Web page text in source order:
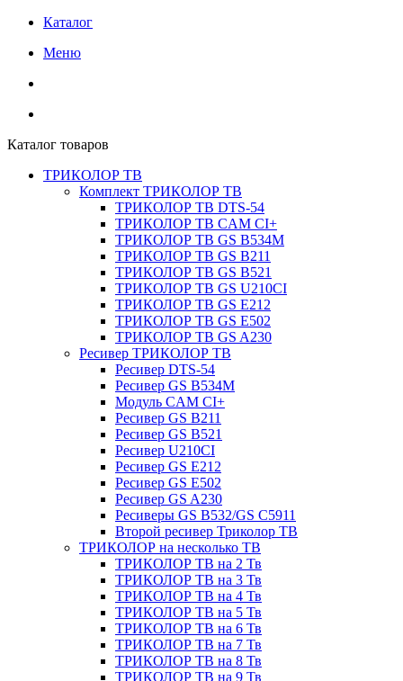
Каталог
Меню
Каталог товаров
ТРИКОЛОР ТВ
Комплект ТРИКОЛОР ТВ
ТРИКОЛОР ТВ DTS-54
ТРИКОЛОР ТВ CAM CI+
ТРИКОЛОР ТВ GS B534M
ТРИКОЛОР ТВ GS B211
ТРИКОЛОР ТВ GS B521
ТРИКОЛОР ТВ GS U210CI
ТРИКОЛОР ТВ GS E212
ТРИКОЛОР ТВ GS E502
ТРИКОЛОР ТВ GS A230
Ресивер ТРИКОЛОР ТВ
Ресивер DTS-54
Ресивер GS B534M
Модуль CAM CI+
Ресивер GS B211
Ресивер GS B521
Ресивер U210CI
Ресивер GS E212
Ресивер GS E502
Ресивер GS A230
Ресиверы GS B532/GS C5911
Второй ресивер Триколор ТВ
ТРИКОЛОР на несколько ТВ
ТРИКОЛОР ТВ на 2 Тв
ТРИКОЛОР ТВ на 3 Тв
ТРИКОЛОР ТВ на 4 Тв
ТРИКОЛОР ТВ на 5 Тв
ТРИКОЛОР ТВ на 6 Тв
ТРИКОЛОР ТВ на 7 Тв
ТРИКОЛОР ТВ на 8 Тв
ТРИКОЛОР ТВ на 9 Тв